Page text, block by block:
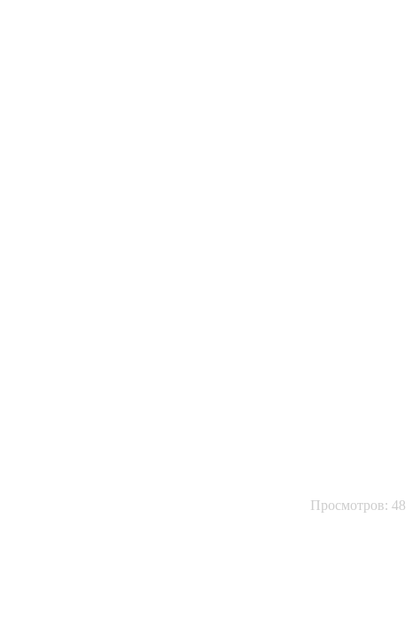
Просмотров: 48